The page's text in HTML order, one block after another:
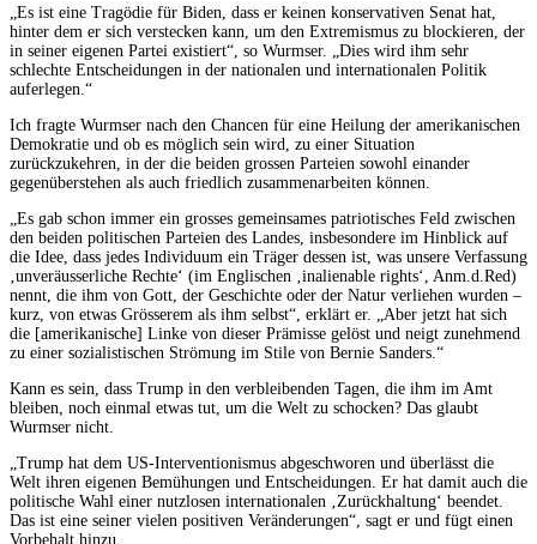
„Es ist eine Tragödie für Biden, dass er keinen konservativen Senat hat,
hinter dem er sich verstecken kann, um den Extremismus zu blockieren, der
in seiner eigenen Partei existiert“, so Wurmser. „Dies wird ihm sehr
schlechte Entscheidungen in der nationalen und internationalen Politik
auferlegen.“
Ich fragte Wurmser nach den Chancen für eine Heilung der amerikanischen
Demokratie und ob es möglich sein wird, zu einer Situation
zurückzukehren, in der die beiden grossen Parteien sowohl einander
gegenüberstehen als auch friedlich zusammenarbeiten können.
„Es gab schon immer ein grosses gemeinsames patriotisches Feld zwischen
den beiden politischen Parteien des Landes, insbesondere im Hinblick auf
die Idee, dass jedes Individuum ein Träger dessen ist, was unsere Verfassung
‚unveräusserliche Rechte‘ (im Englischen ‚inalienable rights‘, Anm.d.Red)
nennt, die ihm von Gott, der Geschichte oder der Natur verliehen wurden –
kurz, von etwas Grösserem als ihm selbst“, erklärt er. „Aber jetzt hat sich
die [amerikanische] Linke von dieser Prämisse gelöst und neigt zunehmend
zu einer sozialistischen Strömung im Stile von Bernie Sanders.“
Kann es sein, dass Trump in den verbleibenden Tagen, die ihm im Amt
bleiben, noch einmal etwas tut, um die Welt zu schocken? Das glaubt
Wurmser nicht.
„Trump hat dem US-Interventionismus abgeschworen und überlässt die
Welt ihren eigenen Bemühungen und Entscheidungen. Er hat damit auch die
politische Wahl einer nutzlosen internationalen ‚Zurückhaltung‘ beendet.
Das ist eine seiner vielen positiven Veränderungen“, sagt er und fügt einen
Vorbehalt hinzu.